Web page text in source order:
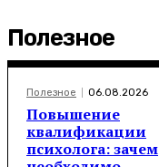
Полезное
Полезное 06.08.2026
Повышение
квалификации
психолога: зачем